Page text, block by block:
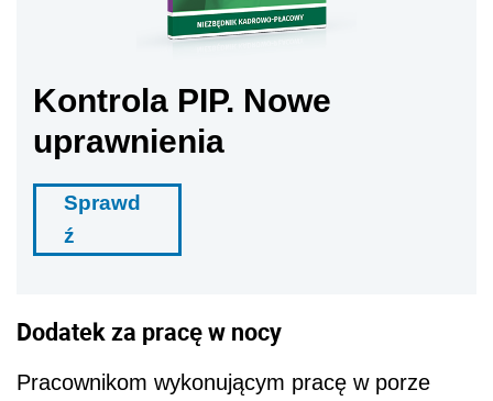
Kontrola PIP. Nowe
uprawnienia
Sprawd
ź
Dodatek za pracę w nocy
Pracownikom wykonującym pracę w porze